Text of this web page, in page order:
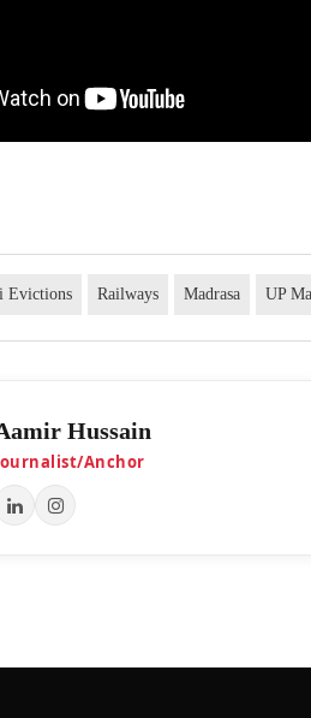
Evictions Railways Madrasa UP
Hussain
Anchor